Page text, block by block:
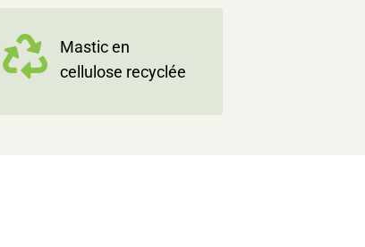
Mastic en
cellulose recyclée